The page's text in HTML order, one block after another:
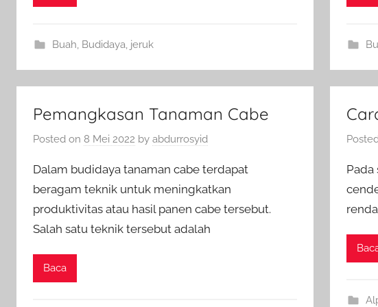
Buah, Budidaya, jeruk
Pemangkasan Tanaman Cabe
Posted on 8 Mei 2022 by abdurrosyid
Dalam budidaya tanaman cabe terdapat
beragam teknik untuk meningkatkan
produktivitas atau hasil panen cabe tersebut.
Salah satu teknik tersebut adalah
Baca
Pada